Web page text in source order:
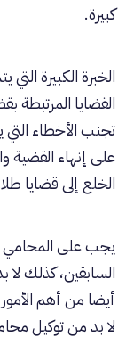
كبيرة.
الخبرة الكبيرة
القضايا المرتبطة
تجنب الأخطاء
على إنهاء القضية
الخلع إلى قضايا
يجب على المحامي
السابقين، كذلك لا
أيضا من أهم
لا بد من توكيل